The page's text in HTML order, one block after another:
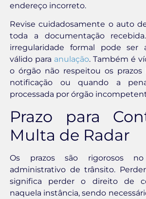
endereço incorreto.
Revise cuidadosamente o auto
toda a documentação
irregularidade formal pode ser
válido para anulação. Também é
o órgão não respeitou os prazos
notificação ou quando a
processada por órgão
Prazo para
Multa de Radar
Os prazos são rigorosos no
administrativo de trânsito.
significa perder o direito de
naquela instância, sendo